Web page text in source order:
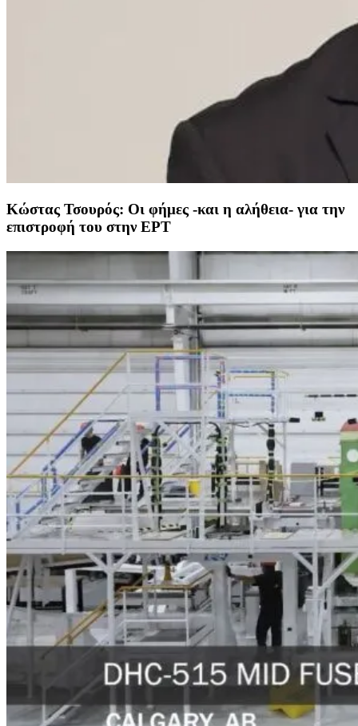
Κώστας Τσουρός: Οι φήμες -και η αλήθεια- για την
επιστροφή του στην ΕΡΤ